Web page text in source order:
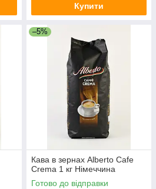
Купити
–5%
Кава в зернах Alberto Cafe
Crema 1 кг Німеччина
Готово до відправки